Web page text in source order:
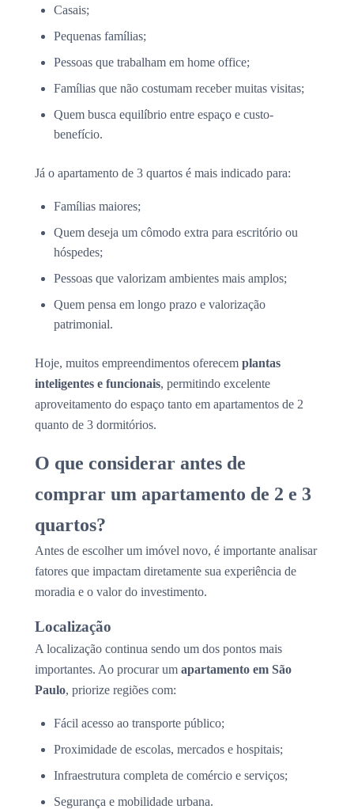
Casais;
Pequenas famílias;
Pessoas que trabalham em home office;
Famílias que não costumam receber muitas visitas;
Quem busca equilíbrio entre espaço e custo-
benefício.
Já o apartamento de 3 quartos é mais indicado para:
Famílias maiores;
Quem deseja um cômodo extra para escritório ou
hóspedes;
Pessoas que valorizam ambientes mais amplos;
Quem pensa em longo prazo e valorização
patrimonial.
Hoje, muitos empreendimentos oferecem plantas
inteligentes e funcionais, permitindo excelente
aproveitamento do espaço tanto em apartamentos de 2
quanto de 3 dormitórios.
O que considerar antes de
comprar um apartamento de 2 e 3
quartos?
Antes de escolher um imóvel novo, é importante analisar
fatores que impactam diretamente sua experiência de
moradia e o valor do investimento.
Localização
A localização continua sendo um dos pontos mais
importantes. Ao procurar um apartamento em São
Paulo, priorize regiões com:
Fácil acesso ao transporte público;
Proximidade de escolas, mercados e hospitais;
Infraestrutura completa de comércio e serviços;
Segurança e mobilidade urbana.